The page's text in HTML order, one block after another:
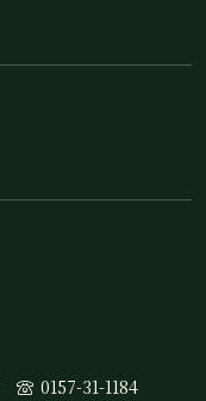
0157-31-1184